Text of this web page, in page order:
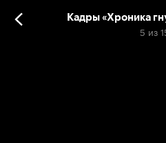
Кадры «Хроника
5 из